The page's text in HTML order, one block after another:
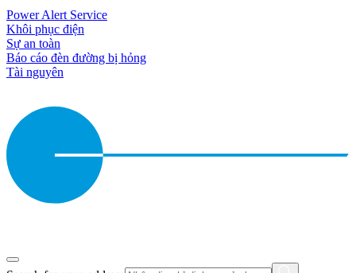
Power Alert Service
Khôi phục điện
Sự an toàn
Báo cáo đèn đường bị hỏng
Tài nguyên